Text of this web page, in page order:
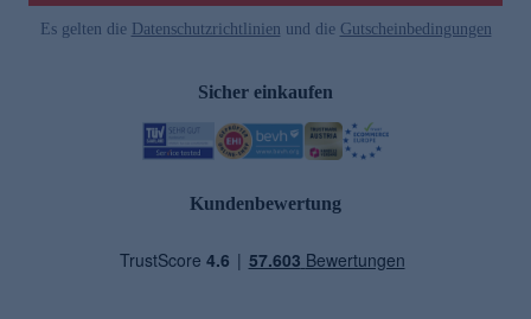
Es gelten die Datenschutzrichtlinien und die Gutscheinbedingungen
Sicher einkaufen
Kundenbewertung